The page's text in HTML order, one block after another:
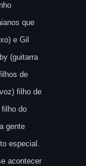
que
e Gil
(guitarra
de
filho de
filho do
gente
especial.
acontecer